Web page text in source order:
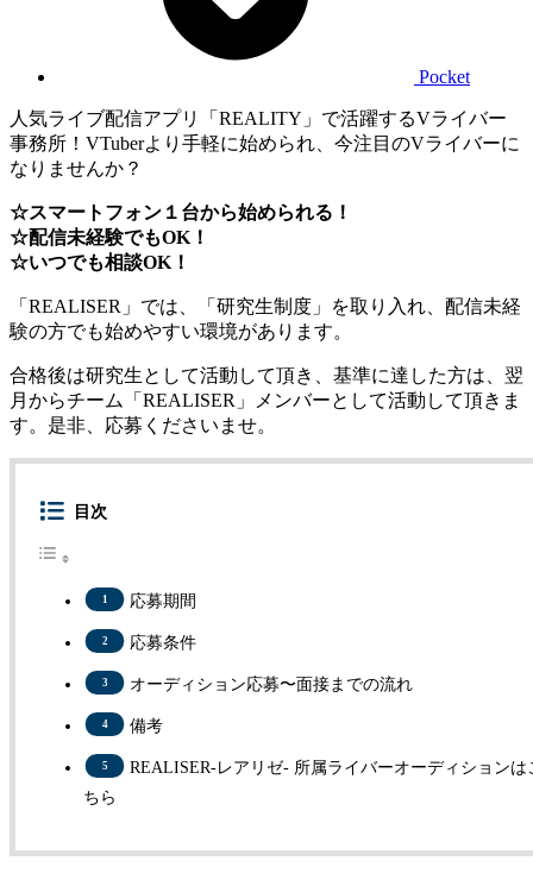
Pocket
人気ライブ配信アプリ「REALITY」で活躍するVライバー
事務所！VTuberより手軽に始められ、今注目のVライバーに
なりませんか？
☆スマートフォン１台から始められる！
☆配信未経験でもOK！
☆いつでも相談OK！
「REALISER」では、「研究生制度」を取り入れ、配信未経
験の方でも始めやすい環境があります。
合格後は研究生として活動して頂き、基準に達した方は、翌
月からチーム「REALISER」メンバーとして活動して頂きま
す。是非、応募くださいませ。
目次
応募期間
応募条件
オーディション応募〜面接までの流れ
備考
REALISER-レアリゼ- 所属ライバーオーディションは
ちら